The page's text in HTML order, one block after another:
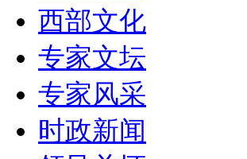
西部文化
专家文坛
专家风采
时政新闻